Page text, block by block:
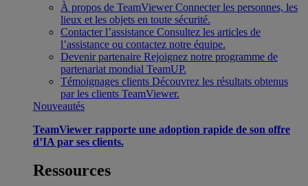
À propos de TeamViewer Connecter les personnes, les
lieux et les objets en toute sécurité.
Contacter l’assistance Consultez les articles de
l’assistance ou contactez notre équipe.
Devenir partenaire Rejoignez notre programme de
partenariat mondial TeamUP.
Témoignages clients Découvrez les résultats obtenus
par les clients TeamViewer.
Nouveautés
TeamViewer rapporte une adoption rapide de son offre
d’IA par ses clients.
Ressources